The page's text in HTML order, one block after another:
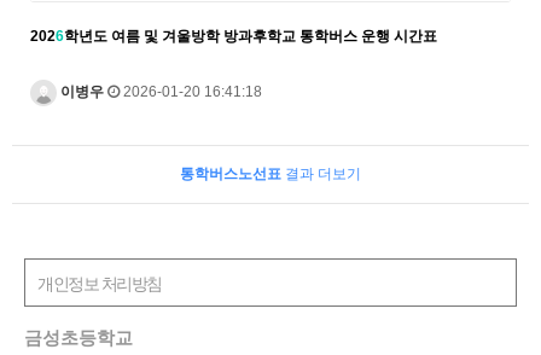
2026학년도 여름 및 겨울방학 방과후학교 통학버스 운행 시간표
이병우 2026-01-20 16:41:18
통학버스노선표 결과 더보기
금성초등학교